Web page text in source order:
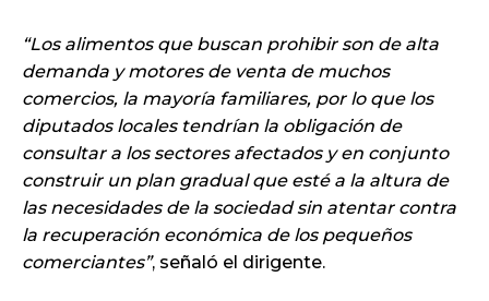
Los alimentos que buscan prohibir son de alta
demanda y motores de venta de muchos
comercios, la mayoría familiares, por lo que los
diputados locales tendrían la obligación de
consultar a los sectores afectados y en conjunto
construir un plan gradual que esté a la altura de
las necesidades de la sociedad sin atentar contra
la recuperación económica de los pequeños
comerciantes , señaló el dirigente.